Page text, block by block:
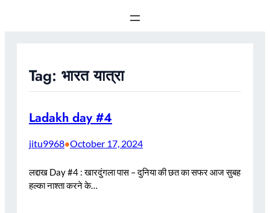
Tag: भारत यात्रा
Ladakh day #4
jitu9968•October 17, 2024
लद्दाख Day #4 : खारदुंगला पास – दुनिया की छत का सफर आज सुबह
हल्का नाश्ता करने के…